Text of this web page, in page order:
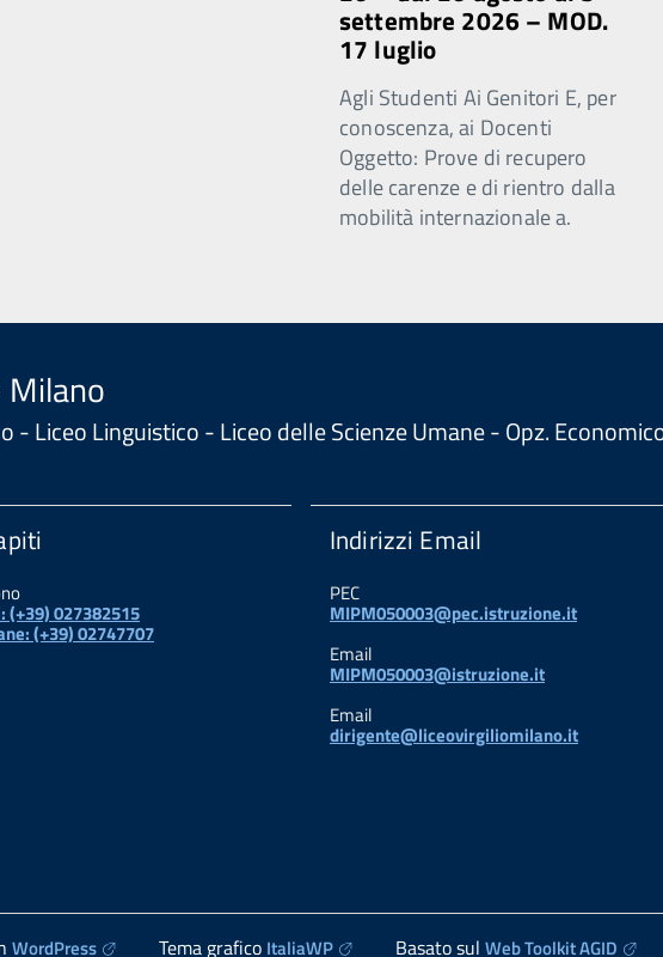
settembre 2026 – MOD.
17 luglio
Agli Studenti Ai Genitori E, per
conoscenza, ai Docenti
Oggetto: Prove di recupero
delle carenze e di rientro dalla
mobilità internazionale a.
Milano
- Liceo Linguistico - Liceo delle Scienze Umane - Opz.
(+39) 027382515
(+39) 02747707
Indirizzi Email
PEC
MIPM050003@pec.istruzione.it
Email
MIPM050003@istruzione.it
Email
dirigente@liceovirgiliomilano.it
WordPress Tema grafico ItaliaWP Basato sul Web Toolkit AGID